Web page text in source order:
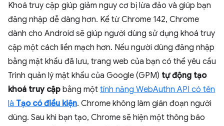
Khoá truy cập giúp giảm nguy cơ bị lừa đảo và giúp bạn
đăng nhập dễ dàng hơn. Kể từ Chrome 142, Chrome
dành cho Android sẽ giúp người dùng sử dụng khoá truy
cập một cách liền mạch hơn. Nếu người dùng đăng nhập
bằng mật khẩu đã lưu, trang web của bạn có thể yêu cầu
Trình quản lý mật khẩu của Google (GPM) tự động tạo
khoá truy cập bằng một tính năng WebAuthn API có tên
là Tạo có điều kiện. Chrome không làm gián đoạn người
dùng. Sau khi bạn tạo, Chrome sẽ hiện một thông báo